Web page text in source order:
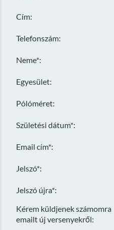
Cím:
Telefonszám:
Neme*:
Egyesület:
Pólóméret:
Születési dátum*:
Email cím*:
Jelszó*:
Jelszó újra*:
Kérem küldjenek számomra
emailt új versenyekről: